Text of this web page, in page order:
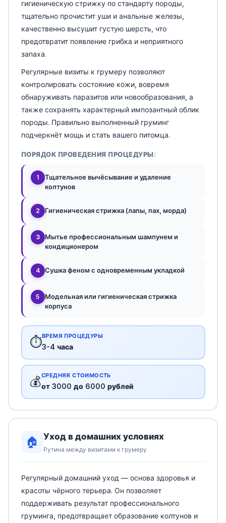
гигиеническую стрижку по стандарту породы,
тщательно прочистит уши и анальные железы,
качественно высушит густую шерсть, что
предотвратит появление грибка и неприятного
запаха.
Регулярные визиты к грумеру позволяют
контролировать состояние кожи, вовремя
обнаруживать паразитов или новообразования, а
также сохранять характерный импозантный облик
породы. Правильно выполненный груминг
подчеркнёт мощь и стать вашего питомца.
ПОРЯДОК ПРОВЕДЕНИЯ ПРОЦЕДУРЫ:
1
Тщательное вычёсывание и удаление
колтунов
2 Гигиеническая стрижка (лапы, пах, морда)
3
Мытье профессиональным шампунем и
кондиционером
4 Сушка феном с одновременным укладкой
5
Модельная или гигиеническая стрижка
корпуса
⏱️ВРЕМЯ ПРОЦЕДУРЫ
3-4 часа
💰СРЕДНЯЯ СТОИМОСТЬ
от 3000 до 6000 рублей
🏠 Уход в домашних условиях
Рутина между визитами к грумеру
Регулярный домашний уход — основа здоровья и
красоты чёрного терьера. Он позволяет
поддерживать результат профессионального
груминга, предотвращает образование колтунов и